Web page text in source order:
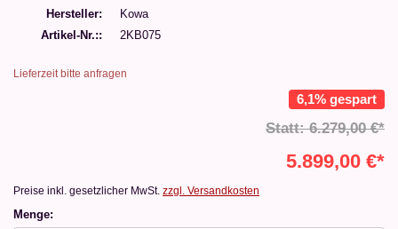
Hersteller
Kowa
Artikel-Nr.:
2KB075
Lieferzeit bitte anfragen
6,1% gespart
Statt: 6.279,00 €*
5.899,00 €*
Preise inkl. gesetzlicher MwSt. zzgl. Versandkosten
Menge: